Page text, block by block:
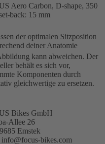
Aero Carbon, D-shape, 350
back: 15 mm
der optimalen Sitzposition
deiner Anatomie
kann abweichen. Der
behält es sich vor,
Komponenten durch
gleichwertige zu ersetzen.
Bikes GmbH
Allee 26
Emstek
bikes.com